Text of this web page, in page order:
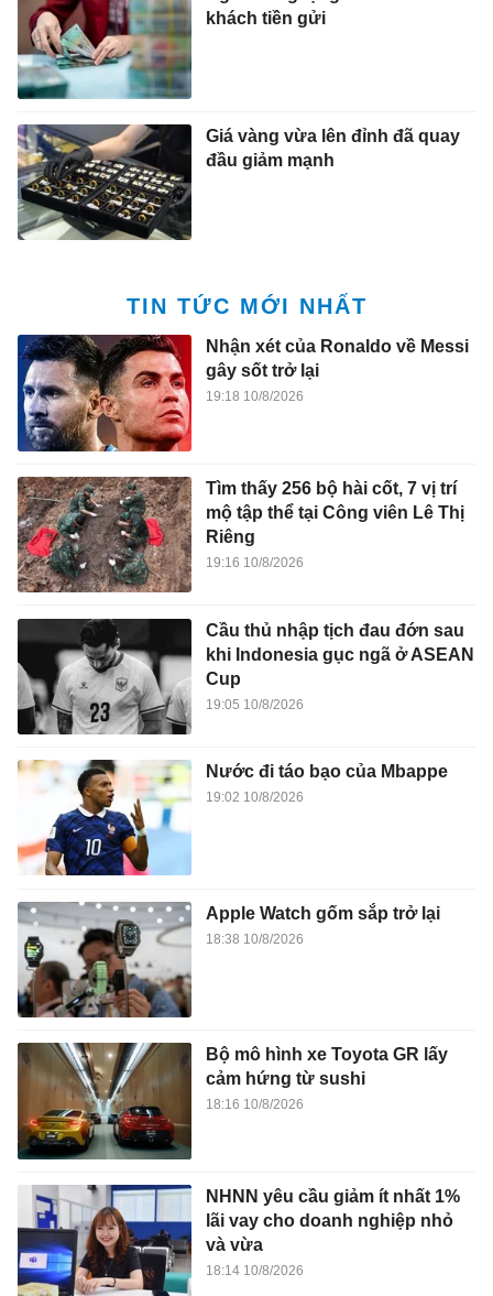
khách tiền gửi
Giá vàng vừa lên đỉnh đã quay
đầu giảm mạnh
TIN TỨC MỚI NHẤT
Nhận xét của Ronaldo về Messi
gây sốt trở lại
19:18 10/8/2026
Tìm thấy 256 bộ hài cốt, 7 vị trí
mộ tập thể tại Công viên Lê Thị
Riêng
19:16 10/8/2026
Cầu thủ nhập tịch đau đớn sau
khi Indonesia gục ngã ở ASEAN
Cup
19:05 10/8/2026
Nước đi táo bạo của Mbappe
19:02 10/8/2026
Apple Watch gốm sắp trở lại
18:38 10/8/2026
Bộ mô hình xe Toyota GR lấy
cảm hứng từ sushi
18:16 10/8/2026
NHNN yêu cầu giảm ít nhất 1%
lãi vay cho doanh nghiệp nhỏ
và vừa
18:14 10/8/2026